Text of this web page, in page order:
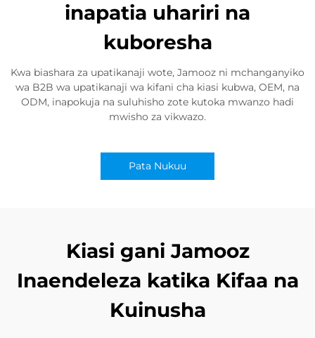
inapatia uhariri na
kuboresha
Kwa biashara za upatikanaji wote, Jamooz ni mchanganyiko
wa B2B wa upatikanaji wa kifani cha kiasi kubwa, OEM, na
ODM, inapokuja na suluhisho zote kutoka mwanzo hadi
mwisho za vikwazo.
Pata Nukuu
Kiasi gani Jamooz
Inaendeleza katika Kifaa na
Kuinusha